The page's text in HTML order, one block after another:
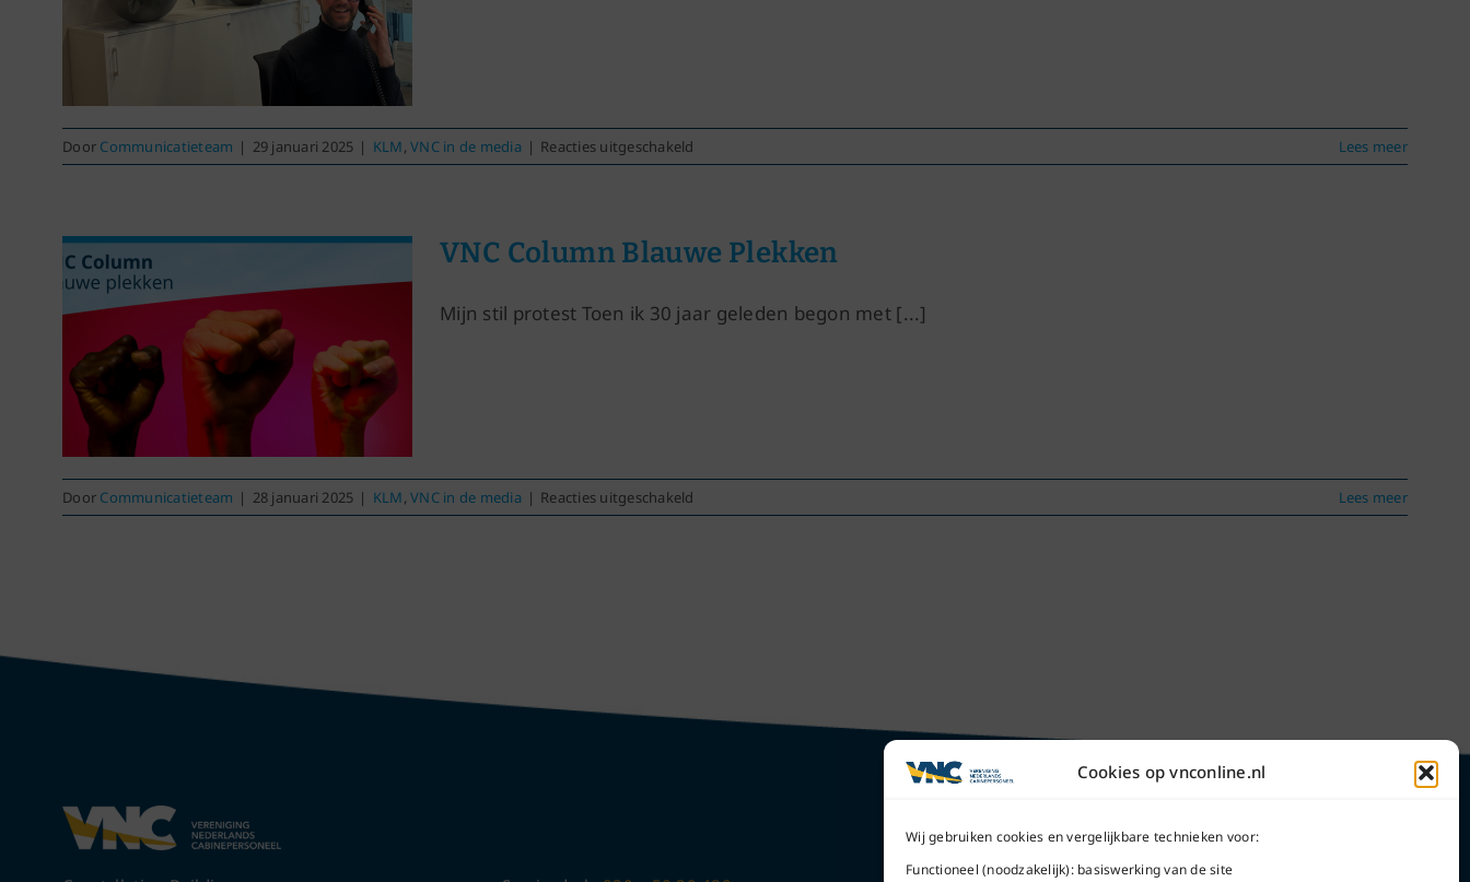
Cookies op vnconline.nl
Wij gebruiken cookies en vergelijkbare technieken voor:
Functioneel (noodzakelijk): basiswerking van de site
Door Communicatieteam | 29 januari 2025 | KLM,VNC in de media | Reacties uitgeschakeld
KLM
januari
Lees meer
VNC Column Blauwe Plekken
Mijn stil protest Toen ik 30 jaar geleden begon met [...]
Door Communicatieteam | 28 januari 2025 | KLM,VNC in de media | Reacties uitgeschakeld
VNC
Lees meer